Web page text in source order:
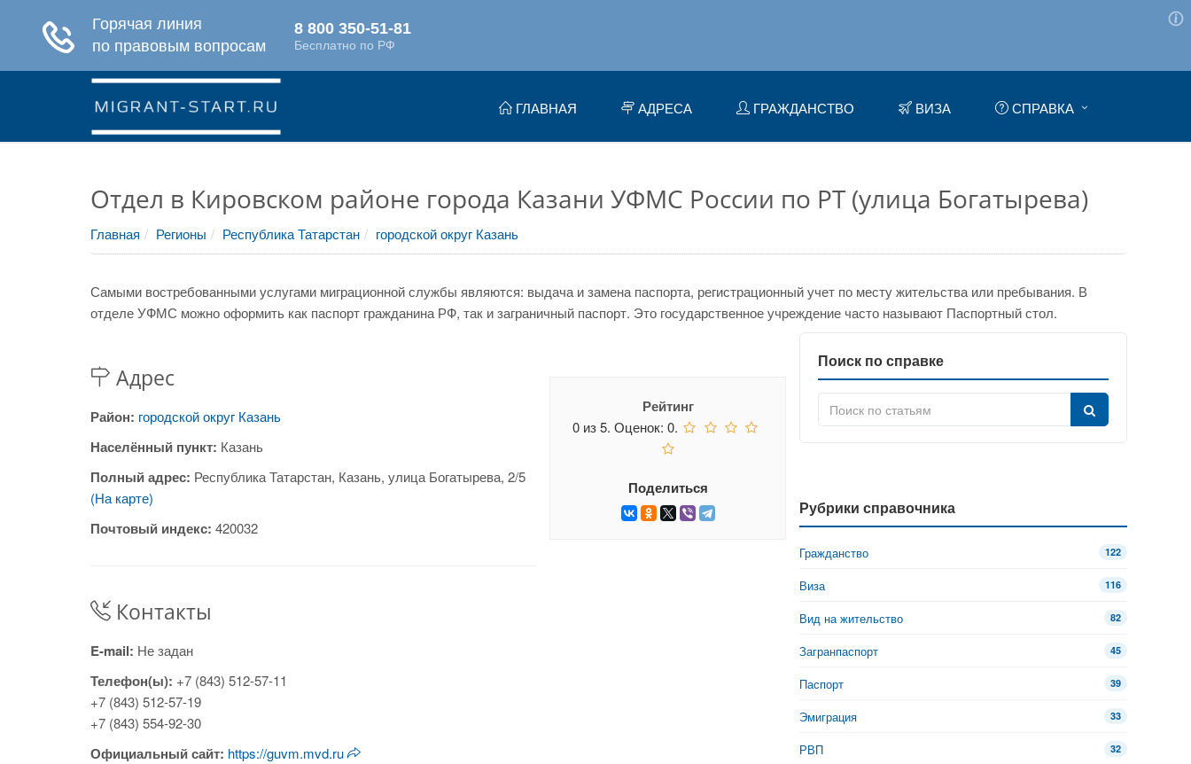
ГЛАВНАЯ АДРЕСА ГРАЖДАНСТВО ВИЗА СПРАВКА
Отдел в Кировском районе города Казани УФМС России по РТ (улица Богатырева)
Главная Регионы Республика Татарстан городской округ Казань
Самыми востребованными услугами миграционной службы являются: выдача и замена паспорта, регистрационный учет по месту жительства или пребывания. В
отделе УФМС можно оформить как паспорт гражданина РФ, так и заграничный паспорт. Это государственное учреждение часто называют Паспортный стол.
Адрес
Район: городской округ Казань
Населённый пункт: Казань
Полный адрес: Республика Татарстан, Казань, улица Богатырева, 2/5
(На карте)
Почтовый индекс: 420032
Контакты
E-mail: Не задан
Телефон(ы): +7 (843) 512-57-11
+7 (843) 512-57-19
+7 (843) 554-92-30
Официальный сайт: https://guvm.mvd.ru
Рейтинг
0из5. Оценок: 0.
Поделиться
Поиск по справке
Рубрики справочника
Гражданство 122
Виза 116
Вид на жительство 82
Загранпаспорт 45
Паспорт 39
Эмиграция 33
РВП 32